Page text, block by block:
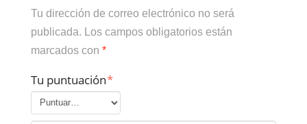
Tu dirección de correo electrónico no será
publicada.
Los campos obligatorios están
marcados con *
Tu puntuación*